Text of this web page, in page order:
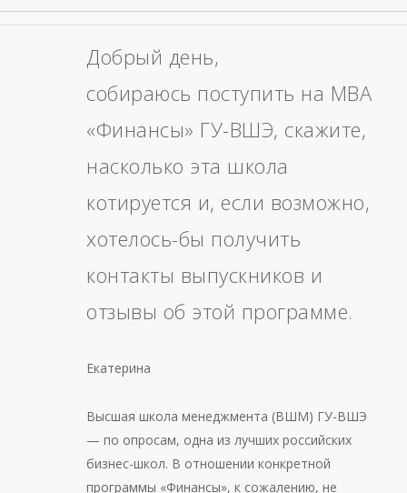
Добрый день,
собираюсь поступить на MBA
«Финансы» ГУ-ВШЭ, скажите,
насколько эта школа
котируется и, если возможно,
хотелось-бы получить
контакты выпускников и
отзывы об этой программе.
Екатерина
Высшая школа менеджмента (ВШМ) ГУ-ВШЭ
— по опросам, одна из лучших российских
бизнес-школ. В отношении конкретной
программы «Финансы», к сожалению, не